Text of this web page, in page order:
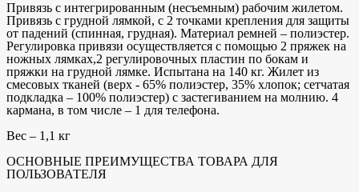
Привязь с интегрированным (несъемным) рабочим жилетом.
Привязь с грудной лямкой, с 2 точками крепления для защиты
от падений (спинная, грудная). Материал ремней – полиэстер.
Регулировка привязи осуществляется с помощью 2 пряжек на
ножных лямках,2 регулировочных пластин по бокам и
пряжки на грудной лямке. Испытана на 140 кг. Жилет из
смесовых тканей (верх - 65% полиэстер, 35% хлопок; сетчатая
подкладка – 100% полиэстер) с застегиванием на молнию. 4
кармана, в том числе – 1 для телефона.
Вес – 1,1 кг
ОСНОВНЫЕ ПРЕИМУЩЕСТВА ТОВАРА ДЛЯ
ПОЛЬЗОВАТЕЛЯ